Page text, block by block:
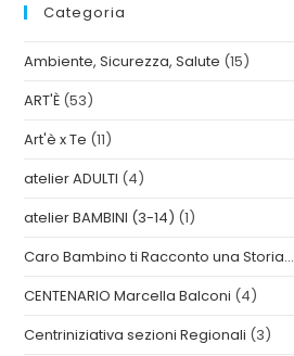
Categoria
Ambiente, Sicurezza, Salute (15)
ART'È (53)
Art'è x Te (11)
atelier ADULTI (4)
atelier BAMBINI (3-14) (1)
Caro Bambino ti Racconto una Storia…
CENTENARIO Marcella Balconi (4)
Centriniziativa sezioni Regionali (3)